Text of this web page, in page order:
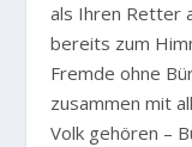
als Ihren Retter
bereits zum
Fremde ohne
zusammen mit
Volk gehören –